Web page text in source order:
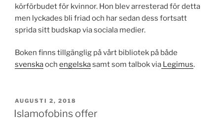
körförbudet för kvinnor. Hon blev arresterad för detta
men lyckades bli friad och har sedan dess fortsatt
sprida sitt budskap via sociala medier.
Boken finns tillgänglig på vårt bibliotek på både
svenskaoch engelskasamt som talbok via Legimus.
PUBLICERAT
AUGUSTI 2, 2018
Islamofobins offer